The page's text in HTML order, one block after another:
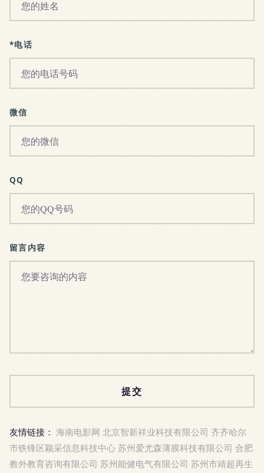
*电话
微信
QQ
留言内容
友情链接： 海南电影网 北京智新祥业科技有限公司 齐齐哈尔
市铁锋区颖采信息科技中心 苏州爱尤森薄膜科技有限公司 合肥
教外教育咨询有限公司 苏州能健电气有限公司 苏州市靖超再生